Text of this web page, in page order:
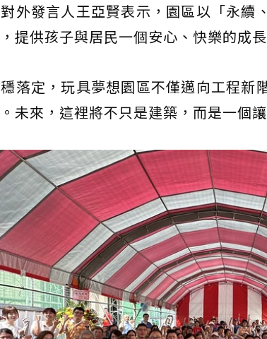
外發言人王亞賢表示，園區以「永續
提供孩子與居民一個安心、快樂的成長
落定，玩具夢想園區不僅邁向工程新
未來，這裡將不只是建築，而是一個